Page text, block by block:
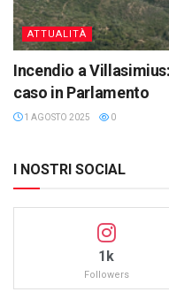
ATTUALITÀ
Incendio a
caso in Parlamento
1 AGOSTO 2025 0
I NOSTRI SOCIAL
1k
Followers